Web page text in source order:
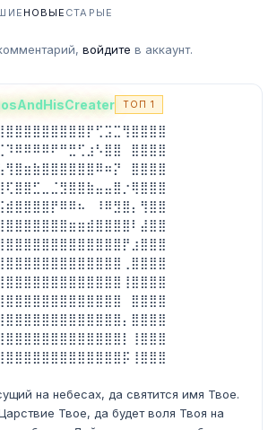
НОВЫЕ СТАРЫЕ
войдите в аккаунт.
ТОП 1
на небесах, да святится имя Твое.
Твое, да будет воля Твоя на